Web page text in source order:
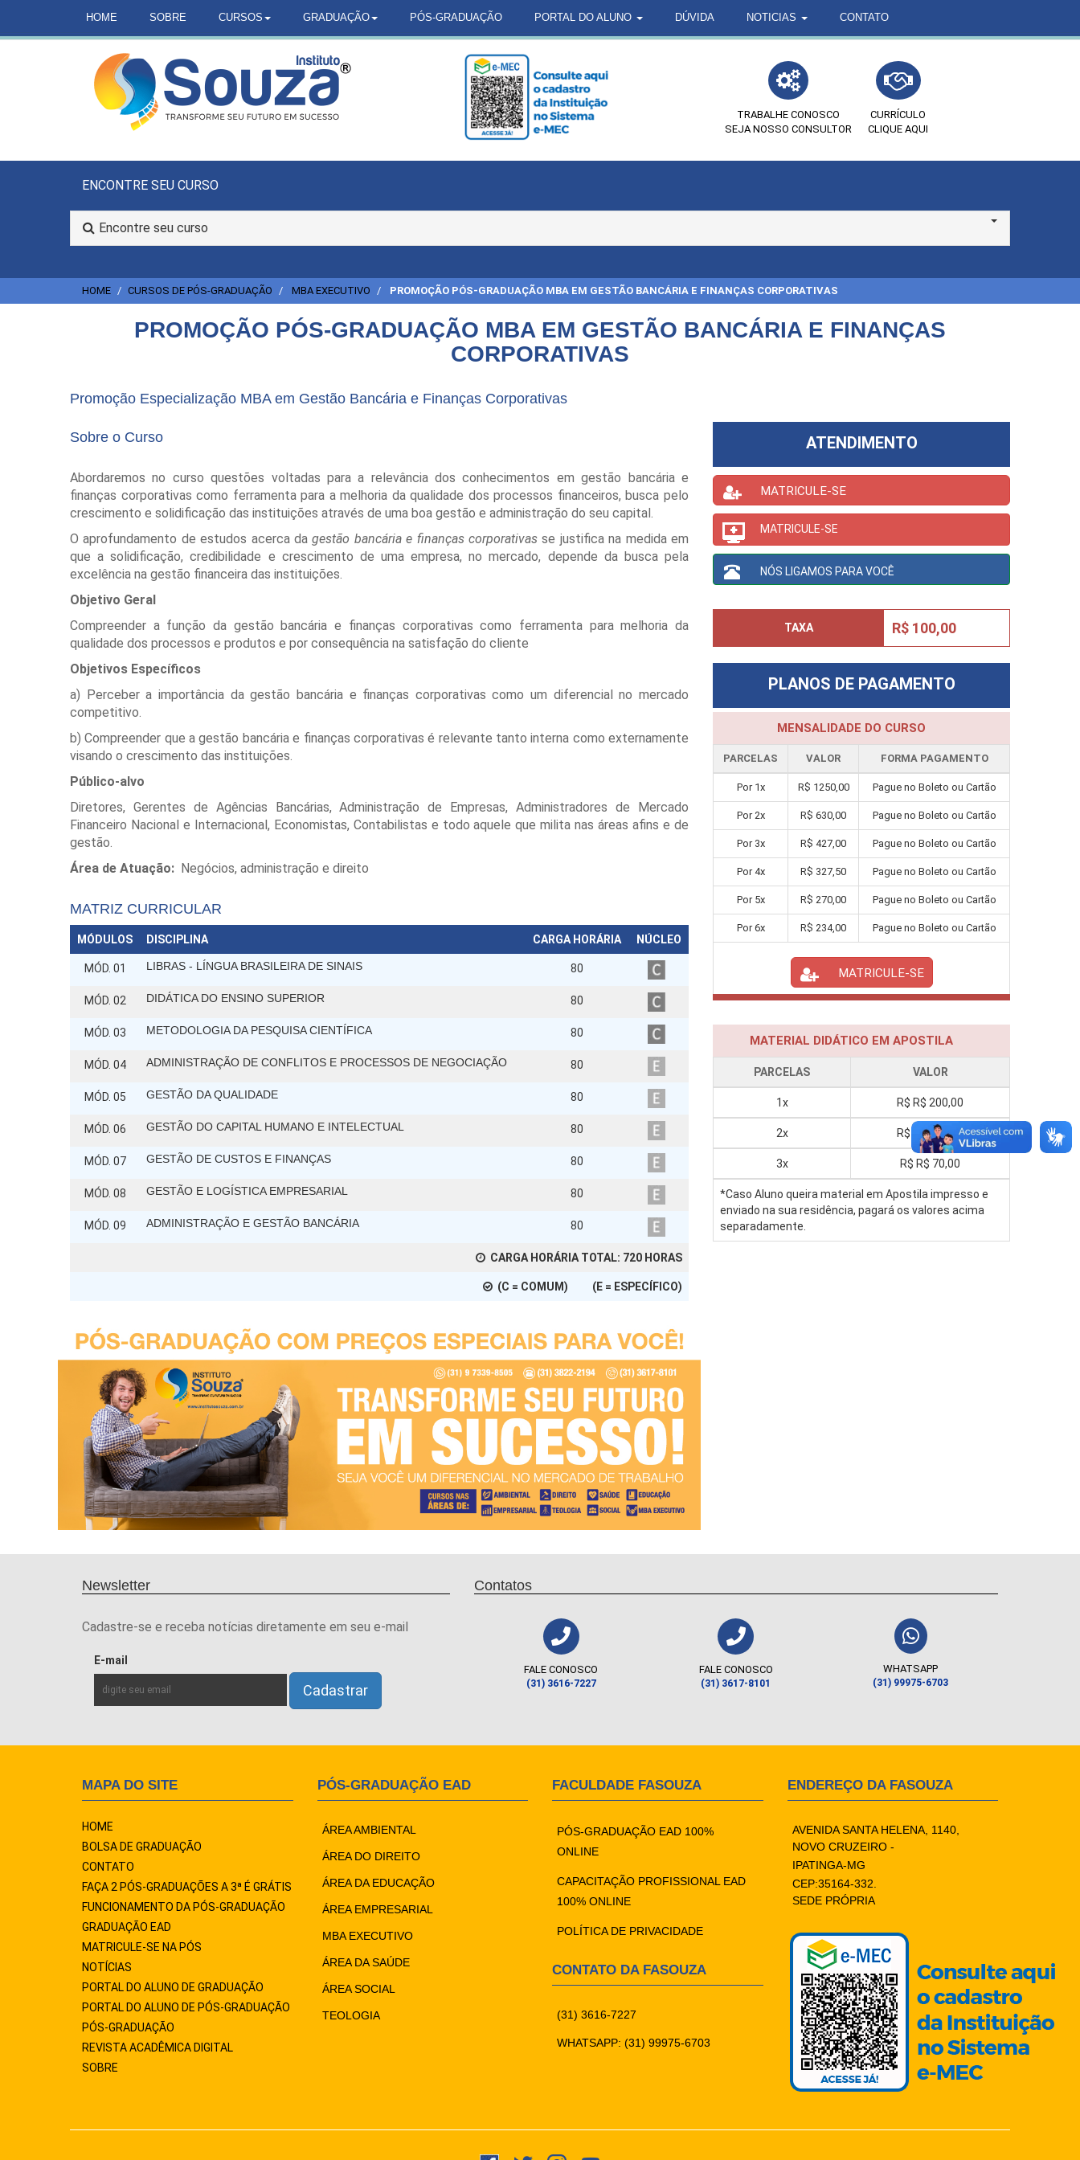
HOME SOBRE CURSOS GRADUAÇÃO PÓS-GRADUAÇÃO PORTAL DO ALUNO DÚVIDA NOTICIAS CONTATO
TRABALHE CONOSCO
SEJA NOSSO CONSULTOR
CURRÍCULO
CLIQUE AQUI
ENCONTRE SEU CURSO
Encontre seu curso
HOME CURSOS DE PÓS-GRADUAÇÃO MBA EXECUTIVO PROMOÇÃO PÓS-GRADUAÇÃO MBA EM GESTÃO BANCÁRIA E FINANÇAS CORPORATIVAS
PROMOÇÃO PÓS-GRADUAÇÃO MBA EM GESTÃO BANCÁRIA E FINANÇAS
CORPORATIVAS
Promoção Especialização MBA em Gestão Bancária e Finanças Corporativas
Sobre o Curso
Abordaremos no curso questões voltadas para a relevância dos conhecimentos em gestão bancária e
finanças corporativas como ferramenta para a melhoria da qualidade dos processos financeiros, busca pelo
crescimento e solidificação das instituições através de uma boa gestão e administração do seu capital.
O aprofundamento de estudos acerca dagestão bancária e finanças corporativas se justifica na medida em
que a solidificação, credibilidade e crescimento de uma empresa, no mercado, depende da busca pela
excelência na gestão financeira das instituições.
Objetivo Geral
Compreender a função da gestão bancária e finanças corporativas como ferramenta para melhoria da
qualidade dos processos e produtos e por consequência na satisfação do cliente
Objetivos Específicos
a) Perceber a importância da gestão bancária e finanças corporativas como um diferencial no mercado
competitivo.
b) Compreender que a gestão bancária e finanças corporativas é relevante tanto interna como externamente
visando o crescimento das instituições.
Público-alvo
Diretores, Gerentes de Agências Bancárias, Administração de Empresas, Administradores de Mercado
Financeiro Nacional e Internacional, Economistas, Contabilistas e todo aquele que milita nas áreas afins e de
gestão.
Área de Atuação: Negócios, administração e direito
MATRIZ CURRICULAR
MÓDULOS DISCIPLINA CARGA HORÁRIA NÚCLEO
MÓD. 01 LIBRAS - LÍNGUA BRASILEIRA DE SINAIS 80
MÓD. 02 DIDÁTICA DO ENSINO SUPERIOR 80
MÓD. 03 METODOLOGIA DA PESQUISA CIENTÍFICA 80
MÓD. 04 ADMINISTRAÇÃO DE CONFLITOS E PROCESSOS DE NEGOCIAÇÃO 80
MÓD. 05 GESTÃO DA QUALIDADE 80
MÓD. 06 GESTÃO DO CAPITAL HUMANO E INTELECTUAL 80
MÓD. 07 GESTÃO DE CUSTOS E FINANÇAS 80
MÓD. 08 GESTÃO E LOGÍSTICA EMPRESARIAL 80
MÓD. 09 ADMINISTRAÇÃO E GESTÃO BANCÁRIA 80
CARGA HORÁRIA TOTAL: 720 HORAS
(C = COMUM) (E = ESPECÍFICO)
ATENDIMENTO
MATRICULE-SE
MATRICULE-SE
NÓS LIGAMOS PARA VOCÊ
TAXA R$ 100,00
PLANOS DE PAGAMENTO
MENSALIDADE DO CURSO
PARCELAS VALOR FORMA PAGAMENTO
Por 1x R$ 1250,00 Pague no Boleto ou Cartão
Por2x R$ 630,00 Pague no Boleto ou Cartão
Por 3x R$ 427,00 Pague no Boleto ou Cartão
Por4x R$ 327,50 Pague no Boleto ou Cartão
Por 5x R$ 270,00 Pague no Boleto ou Cartão
Por6x R$ 234,00 Pague no Boleto ou Cartão
MATRICULE-SE
MATERIAL DIDÁTICO EM APOSTILA
PARCELAS VALOR
1x R$ R$ 200,00
2x R$ R$ 100,00
3x R$ R$ 70,00
*Caso Aluno queira material em Apostila impresso e
enviado na sua residência, pagará os valores acima
separadamente.
Newsletter
Cadastre-se e receba notícias diretamente em seu e-mail
E-mail
Contatos
FALE CONOSCO
(31) 3616-7227
FALE CONOSCO
(31) 3617-8101
WHATSAPP
(31) 99975-6703
MAPA DO SITE
HOME
BOLSA DE GRADUAÇÃO
CONTATO
FAÇA 2 PÓS-GRADUAÇÕES A 3ª É GRÁTIS
FUNCIONAMENTO DA PÓS-GRADUAÇÃO
GRADUAÇÃO EAD
MATRICULE-SE NA PÓS
NOTÍCIAS
PORTAL DO ALUNO DE GRADUAÇÃO
PORTAL DO ALUNO DE PÓS-GRADUAÇÃO
PÓS-GRADUAÇÃO
REVISTA ACADÊMICA DIGITAL
SOBRE
PÓS-GRADUAÇÃO EAD
ÁREA AMBIENTAL
ÁREA DO DIREITO
ÁREA DA EDUCAÇÃO
ÁREA EMPRESARIAL
MBA EXECUTIVO
ÁREA DA SAÚDE
ÁREA SOCIAL
TEOLOGIA
FACULDADE FASOUZA
PÓS-GRADUAÇÃO EAD 100%
ONLINE
CAPACITAÇÃO PROFISSIONAL EAD
100% ONLINE
POLÍTICA DE PRIVACIDADE
CONTATO DA FASOUZA
(31) 3616-7227
WHATSAPP: (31) 99975-6703
ENDEREÇO DA FASOUZA
AVENIDA SANTA HELENA, 1140,
NOVO CRUZEIRO -
IPATINGA-MG
CEP:35164-332.
SEDE PRÓPRIA